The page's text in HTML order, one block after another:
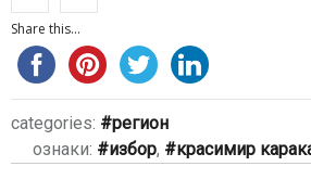
Share this...
categories:
регион
ознаки:
избор, красимир